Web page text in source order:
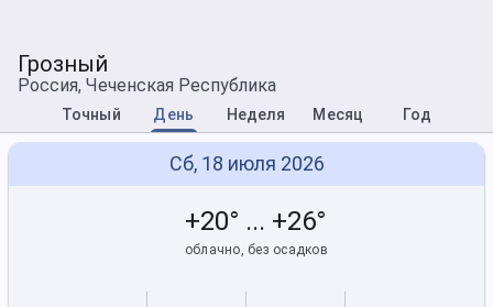
Грозный
Россия, Чеченская Республика
Точный День Неделя Месяц Год
Сб, 18 июля 2026
+20° ... +26°
облачно, без осадков